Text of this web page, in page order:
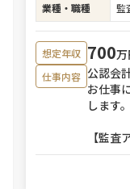
業種・職種
監
想定年収 700
仕事内容 公認会
お仕事
します。
【監査